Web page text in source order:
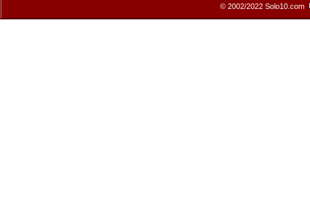
© 2002/2022 Solo10.com